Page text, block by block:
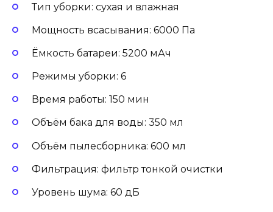
Тип уборки: сухая и влажная
Мощность всасывания: 6000 Па
Ёмкость батареи: 5200 мАч
Режимы уборки: 6
Время работы: 150 мин
Объём бака для воды: 350 мл
Объём пылесборника: 600 мл
Фильтрация: фильтр тонкой очистки
Уровень шума: 60 дБ